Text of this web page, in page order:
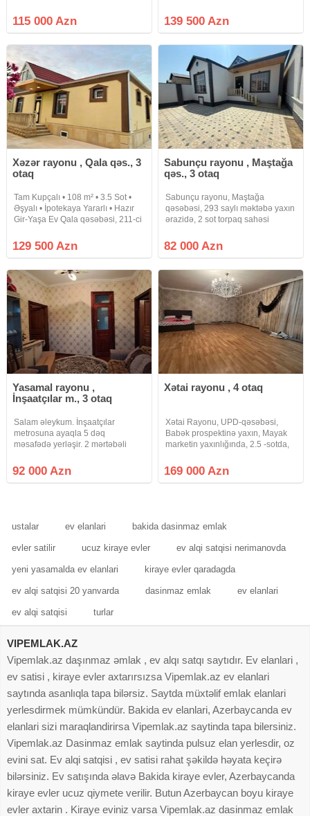
kupca
115 000 Azn
arasi monalit edilib mekteb bagca
evin duz yaninda. araz ve
139 500 Azn
Xəzər rayonu , Qala qəs., 3
otaq
Tam Kupçalı • 108 m² • 3.5 Sot •
Əşyalı • İpotekaya Yararlı • Hazır
Gir-Yaşa Ev Qala qəsəbəsi, 211-ci
sahəsində yerləşən, 108 m²
sahəyə malik, 3 otaqlı, yerdən
129 500 Azn
Sabunçu rayonu , Maştağa
qəs., 3 otaq
Sabunçu rayonu, Maştağa
qəsəbəsi, 293 saylı məktəbə yaxın
ərazidə, 2 sot torpaq sahəsi
ümumi tikili sahəsi 88 kv/m olan
Həyət Evi Satılır. Ev qoşa daşla
82 000 Azn
Yasamal rayonu ,
İnşaatçılar m., 3 otaq
Salam əleykum. İnşaatçılar
metrosuna ayaqla 5 dəq
məsafədə yerləşir. 2 mərtəbəli
tikili sahəsi 65kv.m 3 otaqli həyət
evi 92000 manata satilir. Sənədi:
92 000 Azn
Xətai rayonu , 4 otaq
Xətai Rayonu, UPD-qəsəbəsi,
Babək prospektinə yaxın, Mayak
marketin yaxınlığında, 2.5 -sotda,
narahat etməsin. Geniş həyəti var.
Qaz, Su, İşıq, Kombi Sistem,
169 000 Azn
ustalar ev elanlari bakida dasinmaz emlak
evler satilir ucuz kiraye evler ev alqi satqisi nerimanovda
yeni yasamalda ev elanlari kiraye evler qaradagda
ev alqi satqisi 20 yanvarda dasinmaz emlak ev elanlari
ev alqi satqisi turlar
VIPEMLAK.AZ
Vipemlak.az daşınmaz əmlak , ev alqı satqı saytıdır. Ev elanlari ,
ev satisi , kiraye evler axtarırsızsa Vipemlak.az ev elanlari
saytında asanlıqla tapa bilərsiz. Saytda müxtəlif emlak elanlari
yerlesdirmek mümkündür. Bakida ev elanlari, Azerbaycanda ev
elanlari sizi maraqlandirirsa Vipemlak.az saytinda tapa bilersiniz.
Vipemlak.az Dasinmaz emlak saytinda pulsuz elan yerlesdir, oz
evini sat. Ev alqi satqisi , ev satisi rahat şəkildə həyata keçirə
bilərsiniz. Ev satışında əlavə Bakida kiraye evler, Azerbaycanda
kiraye evler ucuz qiymete verilir. Butun Azerbaycan boyu kiraye
evler axtarin . Kiraye eviniz varsa Vipemlak.az dasinmaz emlak